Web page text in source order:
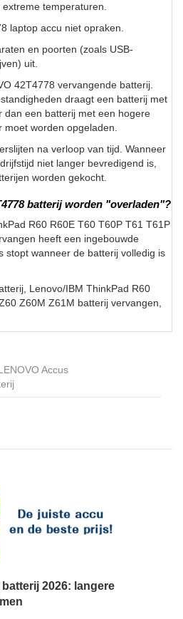
temperaturen.
laptop accu niet opraken.
en poorten (zoals USB-
uit.
42T4778 vervangende batterij.
draagt een batterij met
dan een batterij met een hogere
worden opgeladen.
na verloop van tijd. Wanneer
niet langer bevredigend is,
worden gekocht.
batterij worden "overladen"?
R60 R60E T60 T60P T61 T61P
heeft een ingebouwde
stopt wanneer de batterij volledig is
Lenovo/IBM ThinkPad R60
Z60M Z61M batterij vervangen,
Accus
2026: langere